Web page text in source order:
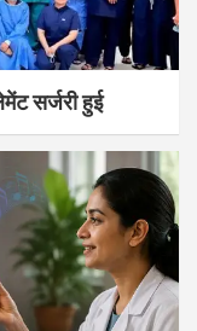
सर्जरी हुई